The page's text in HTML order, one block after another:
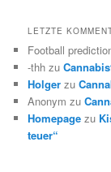
LETZTE
Football
-thh zu
Holger zu
Anonym zu
Homepage zu
teuer“